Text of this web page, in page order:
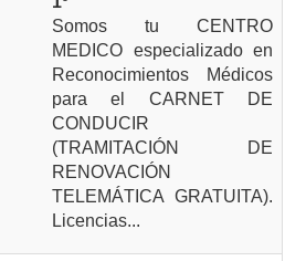
Somos tu CENTRO
MEDICO especializado en
Reconocimientos Médicos
para el CARNET DE
CONDUCIR
(TRAMITACIÓN DE
RENOVACIÓN
TELEMÁTICA GRATUITA).
Licencias...